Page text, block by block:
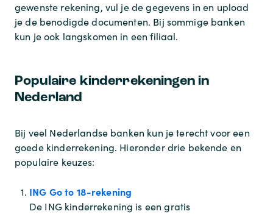
gewenste rekening, vul je de gegevens in en upload
je de benodigde documenten. Bij sommige banken
kun je ook langskomen in een filiaal.
Populaire kinderrekeningen in
Nederland
Bij veel Nederlandse banken kun je terecht voor een
goede kinderrekening. Hieronder drie bekende en
populaire keuzes:
ING Go to 18-rekening
De ING kinderrekening is een gratis